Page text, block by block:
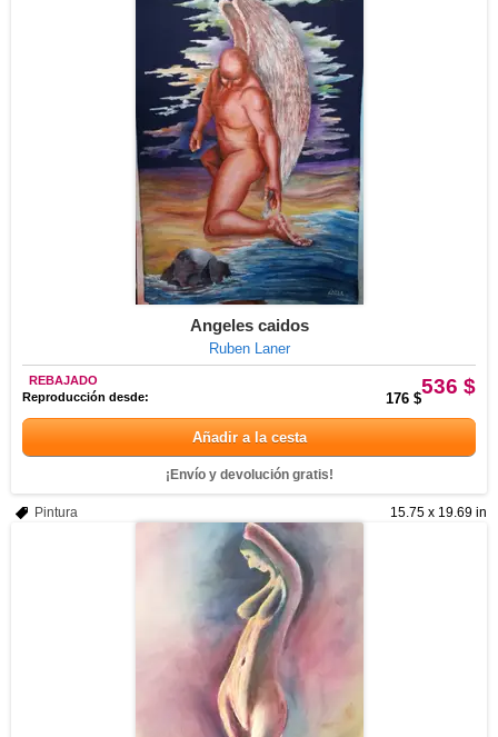
Angeles caidos
Ruben Laner
536 $
REBAJADO
Reproducción desde:
176 $
Añadir a la cesta
¡Envío y devolución gratis!
15.75 x 19.69 in
Pintura